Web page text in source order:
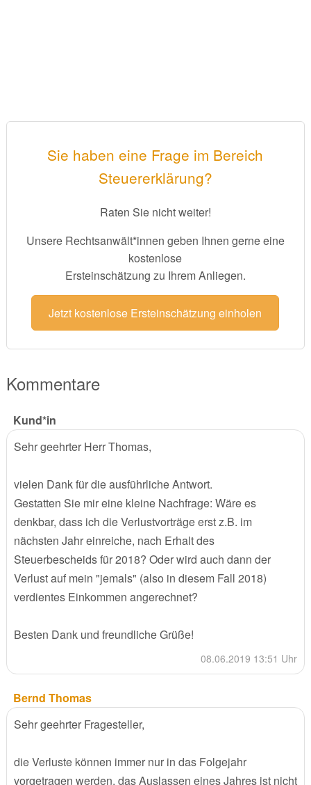
Sie haben eine Frage im Bereich
Steuererklärung?
Raten Sie nicht weiter!
Unsere Rechtsanwält*innen geben Ihnen gerne eine
kostenlose
Ersteinschätzung zu Ihrem Anliegen.
Jetzt kostenlose Ersteinschätzung einholen
Kommentare
Kund*in
Sehr geehrter Herr Thomas,
vielen Dank für die ausführliche Antwort.
Gestatten Sie mir eine kleine Nachfrage: Wäre es
denkbar, dass ich die Verlustvorträge erst z.B. im
nächsten Jahr einreiche, nach Erhalt des
Steuerbescheids für 2018? Oder wird auch dann der
Verlust auf mein "jemals" (also in diesem Fall 2018)
verdientes Einkommen angerechnet?
Besten Dank und freundliche Grüße!
08.06.2019 13:51 Uhr
Bernd Thomas
Sehr geehrter Fragesteller,
die Verluste können immer nur in das Folgejahr
vorgetragen werden, das Auslassen eines Jahres ist nicht